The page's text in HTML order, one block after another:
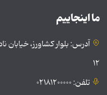
ما اینجاییم
آدرس: بلوار کشاورز،
۱۲
تلفن: ۰۲۱۸۱۲۰۰۰۰۰